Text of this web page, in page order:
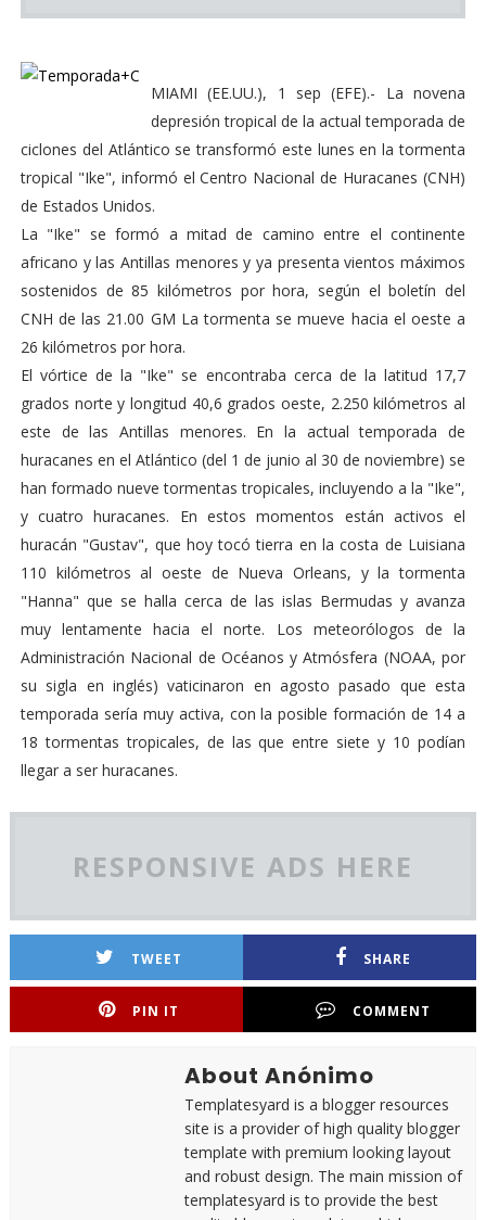
MIAMI (EE.UU.), 1 sep (EFE).- La novena
depresión tropical de la actual temporada de
ciclones del Atlántico se transformó este lunes en la tormenta
tropical "Ike", informó el Centro Nacional de Huracanes (CNH)
de Estados Unidos.
La "Ike" se formó a mitad de camino entre el continente
africano y las Antillas menores y ya presenta vientos máximos
sostenidos de 85 kilómetros por hora, según el boletín del
CNH de las 21.00 GM La tormenta se mueve hacia el oeste a
26 kilómetros por hora.
El vórtice de la "Ike" se encontraba cerca de la latitud 17,7
grados norte y longitud 40,6 grados oeste, 2.250 kilómetros al
este de las Antillas menores. En la actual temporada de
huracanes en el Atlántico (del 1 de junio al 30 de noviembre) se
han formado nueve tormentas tropicales, incluyendo a la "Ike",
y cuatro huracanes. En estos momentos están activos el
huracán "Gustav", que hoy tocó tierra en la costa de Luisiana
110 kilómetros al oeste de Nueva Orleans, y la tormenta
"Hanna" que se halla cerca de las islas Bermudas y avanza
muy lentamente hacia el norte. Los meteorólogos de la
Administración Nacional de Océanos y Atmósfera (NOAA, por
su sigla en inglés) vaticinaron en agosto pasado que esta
temporada sería muy activa, con la posible formación de 14 a
18 tormentas tropicales, de las que entre siete y 10 podían
llegar a ser huracanes.
RESPONSIVE ADS HERE
TWEET SHARE
PIN IT COMMENT
About Anónimo
Templatesyard is a blogger resources
site is a provider of high quality blogger
template with premium looking layout
and robust design. The main mission of
templatesyard is to provide the best